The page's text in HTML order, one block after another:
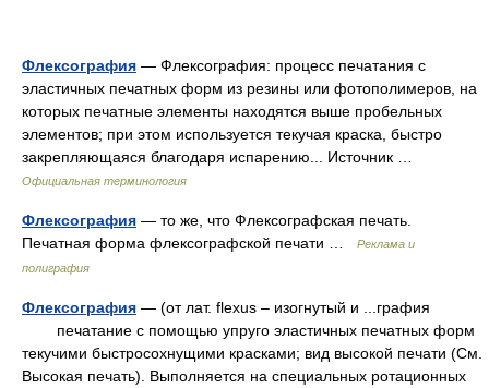
Флексография — Флексография: процесс печатания с
эластичных печатных форм из резины или фотополимеров, на
которых печатные элементы находятся выше пробельных
элементов; при этом используется текучая краска, быстро
закрепляющаяся благодаря испарению... Источник …
Официальная терминология
Флексография — то же, что Флексографская печать.
Печатная форма флексографской печати …
Реклама и
полиграфия
Флексография — (от лат. flexus – изогнутый и ...графия
печатание с помощью упруго эластичных печатных форм
текучими быстросохнущими красками; вид высокой печати (См.
Высокая печать). Выполняется на специальных ротационных